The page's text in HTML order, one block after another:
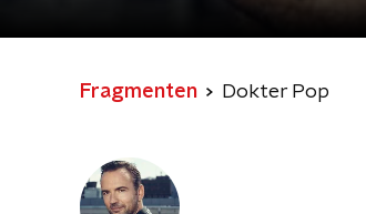
Fragmenten Dokter Pop